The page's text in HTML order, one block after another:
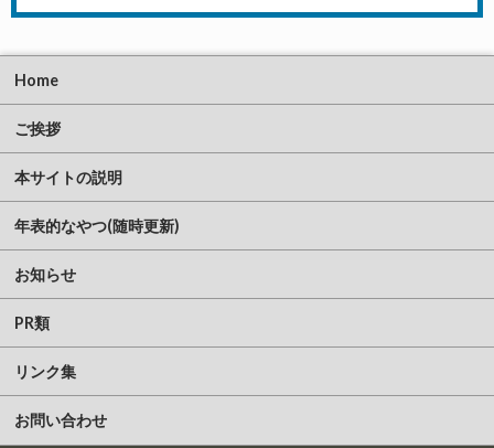
Home
ご挨拶
本サイトの説明
年表的なやつ(随時更新)
お知らせ
PR類
リンク集
お問い合わせ